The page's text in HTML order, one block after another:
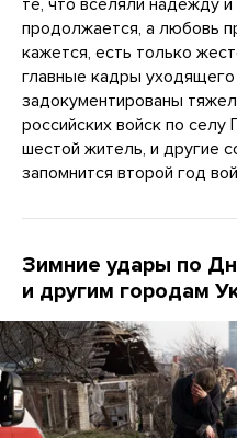
те, что вселяли надежду
продолжается, а любовь
кажется, есть только
главные кадры
задокументированы
российских войск по селу
шестой житель, и другие
запомнится второй год
Зимние удары по
и другим городам